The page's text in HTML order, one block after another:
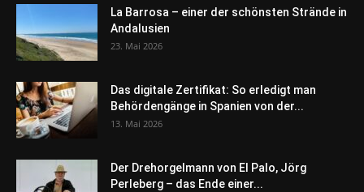
La Barrosa – einer der schönsten Strände in
Andalusien
23. Mai 2026
Das digitale Zertifikat: So erledigt man
Behördengänge in Spanien von der...
13. Mai 2026
Der Drehorgelmann von El Palo, Jörg
Perleberg – das Ende einer...